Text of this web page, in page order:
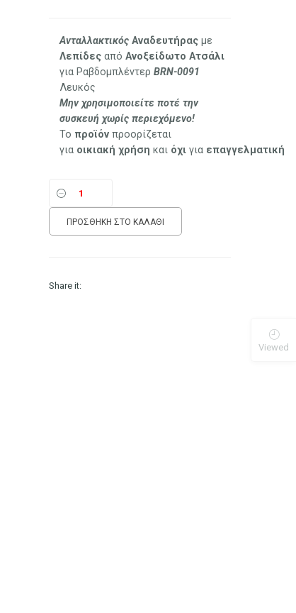
Ανταλλακτικός Αναδευτήρας με
Λεπίδες απόΑνοξείδωτο Ατσάλι
για ΡαβδομπλέντερBRN-0091
Λευκός
Μην χρησιμοποιείτε ποτέ την
συσκευή χωρίς περιεχόμενο!
Το προϊόν προορίζεται
για οικιακή χρήση και όχι για επαγγελματική
ΠΡΟΣΘΉΚΗ ΣΤΟ ΚΑΛΆΘΙ
Share it:
Viewed